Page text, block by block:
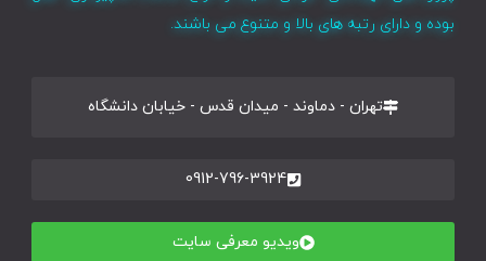
بوده و دارای رتبه های بالا و متنوع می باشند.
تهران - دماوند - میدان قدس - خیابان دانشگاه
0912-796-3924
ویدیو معرفی سایت